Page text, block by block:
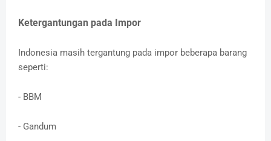
Ketergantungan pada Impor
Indonesia masih tergantung pada impor beberapa barang
seperti:
- BBM
- Gandum